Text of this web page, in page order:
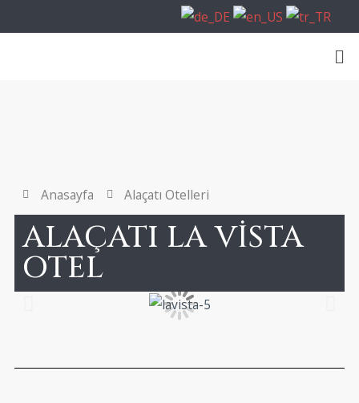
Anasayfa Alaçatı Otelleri
ALAÇATI LA VISTA
OTEL